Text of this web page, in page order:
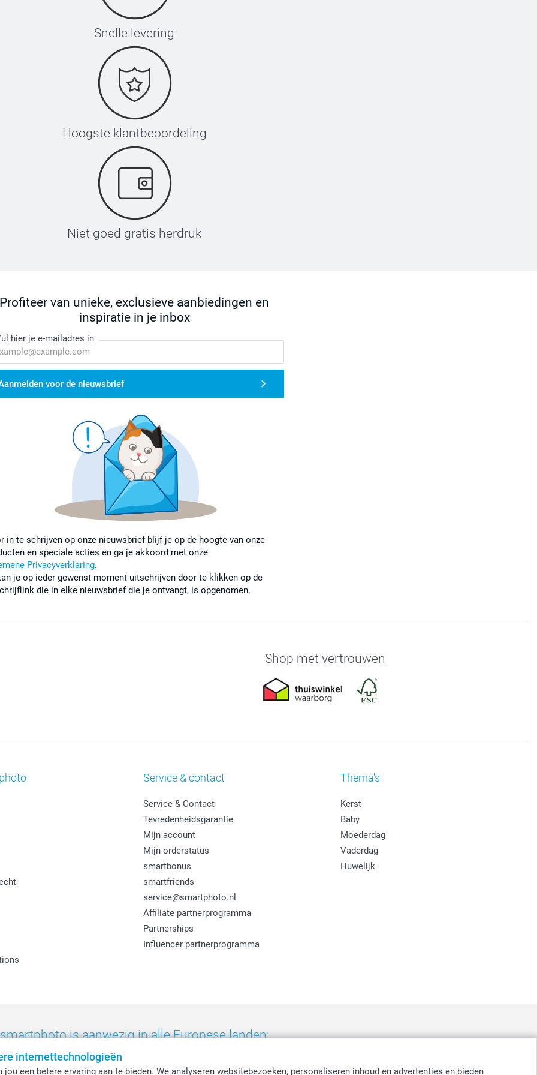
internettechnologieën
een betere ervaring aan te bieden. We analyseren websitebezoeken, personaliseren inhoud en advertenties en bieden
Snelle levering
Hoogste klantbeoordeling
Niet goed gratis herdruk
Profiteer van unieke, exclusieve aanbiedingen en
inspiratie in je inbox
hier je e-mailadres in
voor de nieuwsbrief
in te schrijven op onze nieuwsbrief blijf je op de hoogte van onze
en speciale acties en ga je akkoord met onze
Privacyverklaring.
je op ieder gewenst moment uitschrijven door te klikken op de
die in elke nieuwsbrief die je ontvangt, is opgenomen.
Shop met vertrouwen
Service & contact
Service & Contact
Tevredenheidsgarantie
Mijn account
Mijn orderstatus
smartbonus
smartfriends
service@smartphoto.nl
Affiliate partnerprogramma
Partnerships
Influencer partnerprogramma
Thema's
Kerst
Baby
Moederdag
Vaderdag
Huwelijk
smartphoto is aanwezig in alle Europese landen:
- Nederland - Norge - Österreich